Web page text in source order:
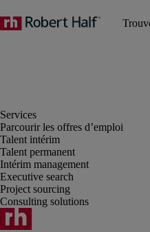
Parcourir les offres d’emploi
Talent intérim
Talent permanent
Intérim management
Executive search
Project sourcing
Consulting solutions